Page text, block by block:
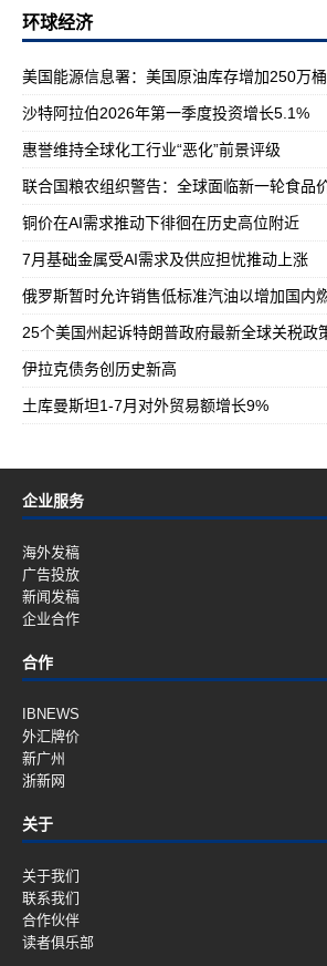
环球经济
美国能源信息署：美国原油库存增加250万桶
沙特阿拉伯2026年第一季度投资增长5.1%
惠誉维持全球化工行业“恶化”前景评级
联合国粮农组织警告：全球面临新一轮食品
铜价在AI需求推动下徘徊在历史高位附近
7月基础金属受AI需求及供应担忧推动上涨
俄罗斯暂时允许销售低标准汽油以增加国内
25个美国州起诉特朗普政府最新全球关税政
伊拉克债务创历史新高
土库曼斯坦1-7月对外贸易额增长9%
企业服务
海外发稿
广告投放
新闻发稿
企业合作
合作
IBNEWS
外汇牌价
新广州
浙新网
关于
关于我们
联系我们
合作伙伴
读者俱乐部